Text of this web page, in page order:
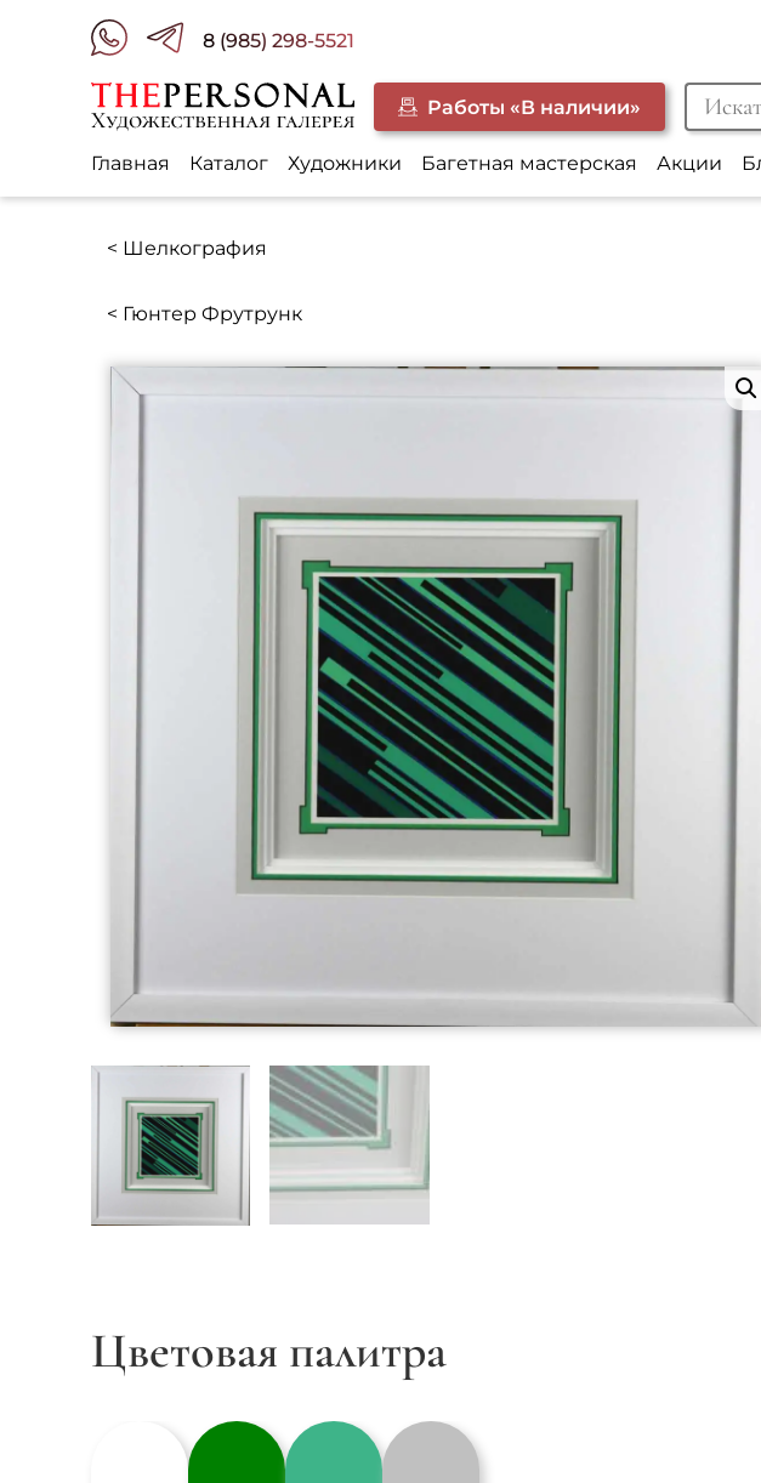
8 (985) 298-5521
Работы «В наличии»
Главная Каталог Художники Багетная мастерская Акции
< Шелкография
< Гюнтер Фрутрунк
Цветовая палитра